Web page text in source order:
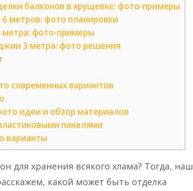
балконов в хрущевке: фото-примеры
метров: фото планировки
фото-примеры
3 метра: фото решения
современных вариантов
идеи и обзор материалов
панелями
варианты
для хранения всякого хлама? Тогда, наш
какой может быть отделка